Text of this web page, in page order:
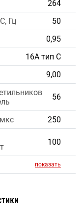
264
Гц
50
0,95
16А тип С
9,00
56
250
100
показать